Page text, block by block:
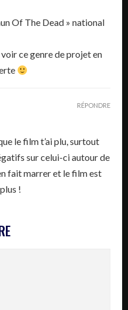
Of The Dead » national
voir ce genre de projet en
le film t’ai plu, surtout
sur celui-ci autour de
fait marrer et le film est
!
RÉPONDRE